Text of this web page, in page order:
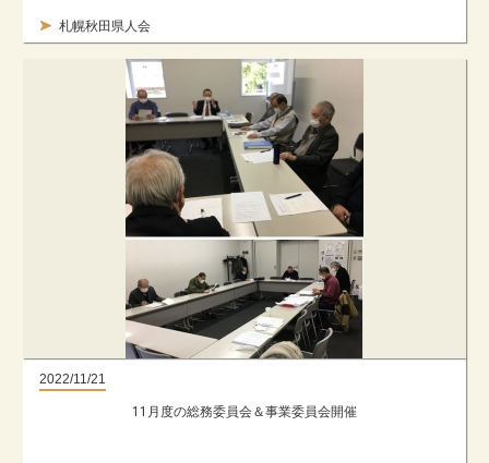
札幌秋田県人会
2022/11/21
11月度の総務委員会＆事業委員会開催